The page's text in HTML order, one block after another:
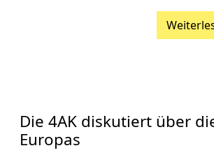
Die 4AK diskutiert über
Europas